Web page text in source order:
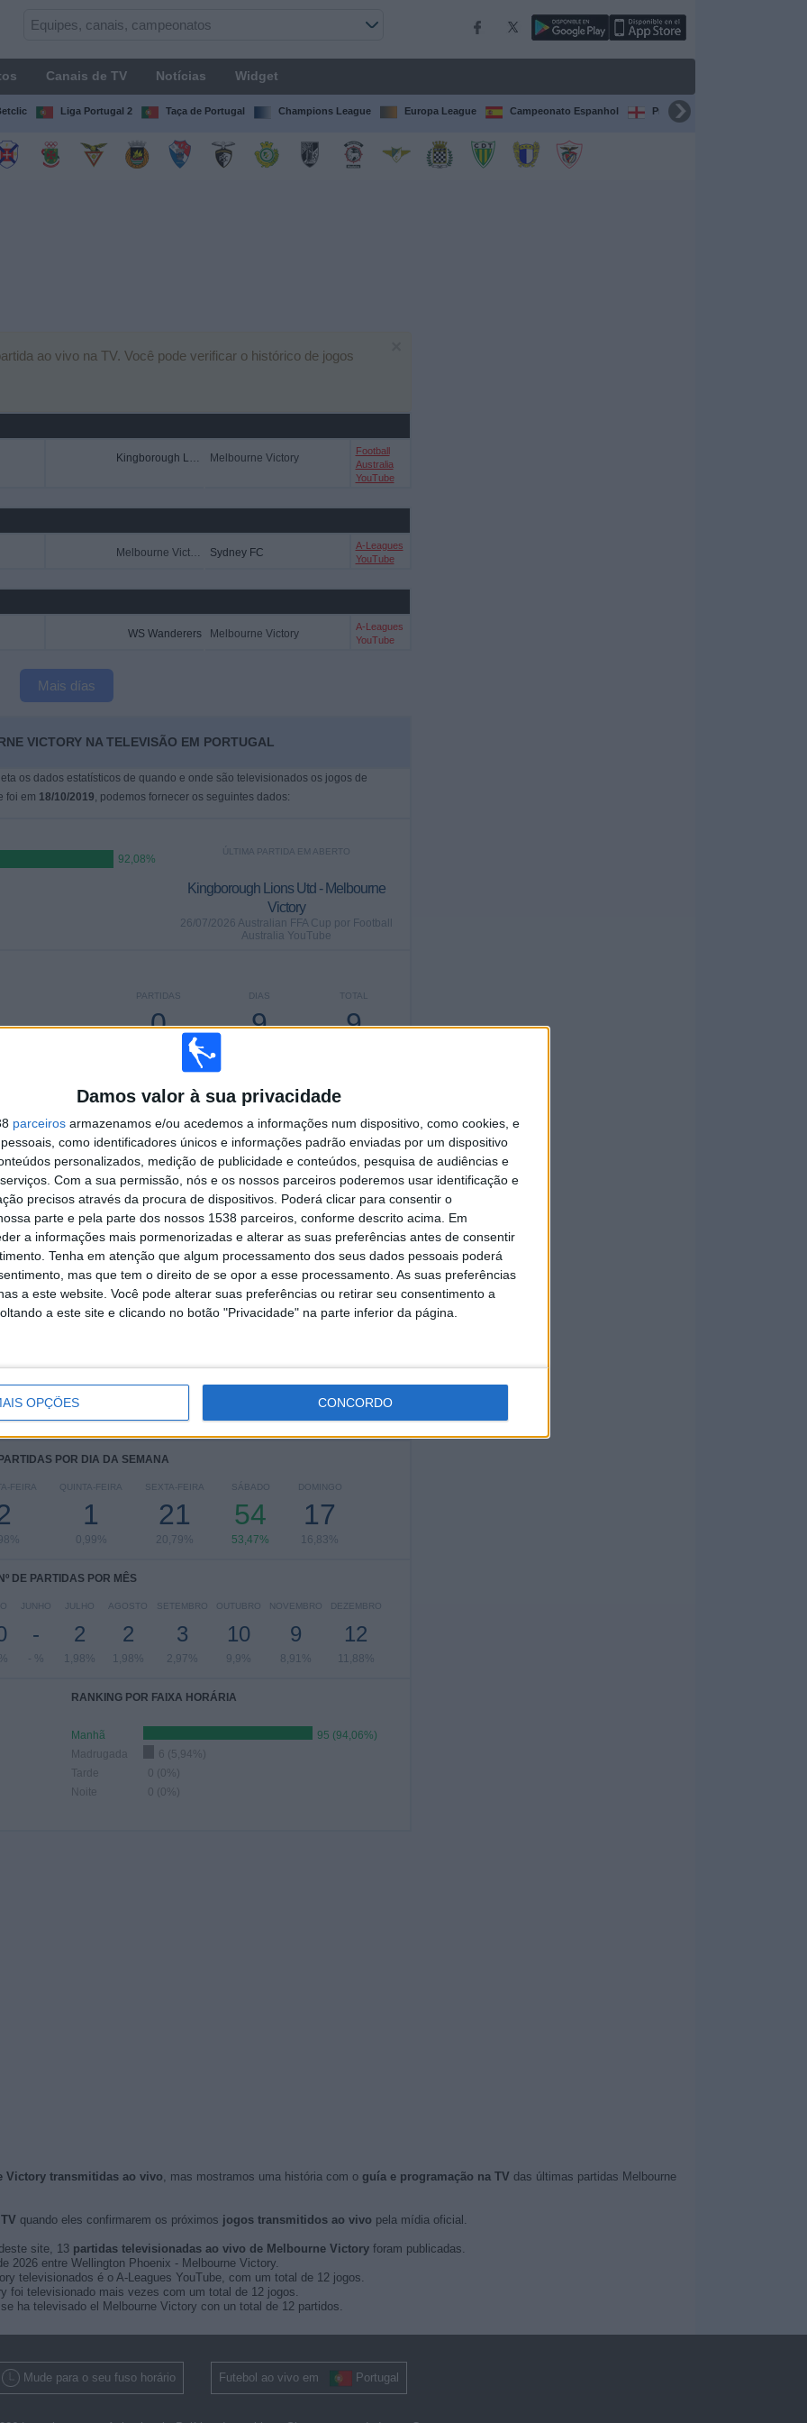
Damos valor à sua privacidade
parceiros armazenamos e/ou acedemos a informações num dispositivo, como cookies, e
como identificadores únicos e informações padrão enviadas por um dispositivo
personalizados, medição de publicidade e conteúdos, pesquisa de audiências e
Com a sua permissão, nós e os nossos parceiros poderemos usar identificação e
precisos através da procura de dispositivos. Poderá clicar para consentir o
parte e pela parte dos nossos 1538 parceiros, conforme descrito acima. Em
a informações mais pormenorizadas e alterar as suas preferências antes de consentir
Tenha em atenção que algum processamento dos seus dados pessoais poderá
mas que tem o direito de se opor a esse processamento. As suas preferências
a este website. Você pode alterar suas preferências ou retirar seu consentimento a
a este site e clicando no botão "Privacidade" na parte inferior da página.
OPÇÕES CONCORDO
Canais de TV Notícias Widget
Liga Portugal 2 Taça de Portugal Champions League Europa League Campeonato Espanhol Premier League
ao vivo na TV. Você pode verificar o histórico de jogos
Kingborough Lions Utd Melbourne Victory
Football
Australia
YouTube
Melbourne Victory Sydney FC
A-Leagues
YouTube
WS Wanderers Melbourne Victory
A-Leagues
YouTube
Mais días
VICTORY NA TELEVISÃO EM PORTUGAL
os dados estatísticos de quando e onde são televisionados os jogos de
foi em 18/10/2019, podemos fornecer os seguintes dados:
92,08%
ÚLTIMA PARTIDA EM ABERTO
Kingborough Lions Utd - Melbourne
Victory
26/07/2026 Australian FFA Cup por Football
Australia YouTube
TOTAL
9
DIAS
9
PARTIDAS
0
CONSECUTIVOS
TOTAL
16
RIVAIS
MÁXIMO
13
VS Melbourne
City
TOTAL
2
COMPETIÇÕES
RANKING POR COMPETIÇÕES
A-League
94 (93,07%)
POR DIA DA SEMANA
FEIRA QUINTA-FEIRA
1
0,99%
SEXTA-FEIRA
21
20,79%
SÁBADO
54
53,47%
DOMINGO
17
16,83%
Nº DE PARTIDAS POR MÊS
JUNHO
-
- %
JULHO
2
1,98%
AGOSTO
2
1,98%
SETEMBRO
3
2,97%
OUTUBRO
10
9,9%
NOVEMBRO
9
8,91%
DEZEMBRO
12
11,88%
RANKING POR FAIXA HORÁRIA
Manhã
95 (94,06%)
Madrugada
6 (5,94%)
Tarde
0 (0%)
Noite
0 (0%)
Victory transmitidas ao vivo, mas mostramos uma história com o guía e programação na TV das últimas partidas Melbourne
quando eles confirmarem os próximos jogos transmitidos ao vivo pela mídia oficial.
site, 13 partidas televisionadas ao vivo de Melbourne Victoryforam publicadas.
2026 entre Wellington Phoenix - Melbourne Victory.
televisionados é o A-Leagues YouTube, com um total de 12 jogos.
foi televisionado mais vezes com um total de 12 jogos.
ha televisado el Melbourne Victory con un total de 12 partidos.
Mude para o seu fuso horário Futebol ao vivo em Portugal